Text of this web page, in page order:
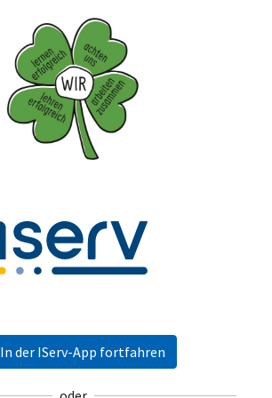
In der IServ-App fortfahren